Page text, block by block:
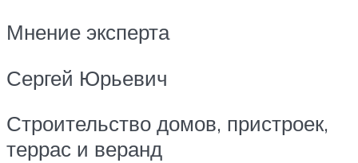
Мнение эксперта
Сергей Юрьевич
Строительство домов, пристроек,
террас и веранд